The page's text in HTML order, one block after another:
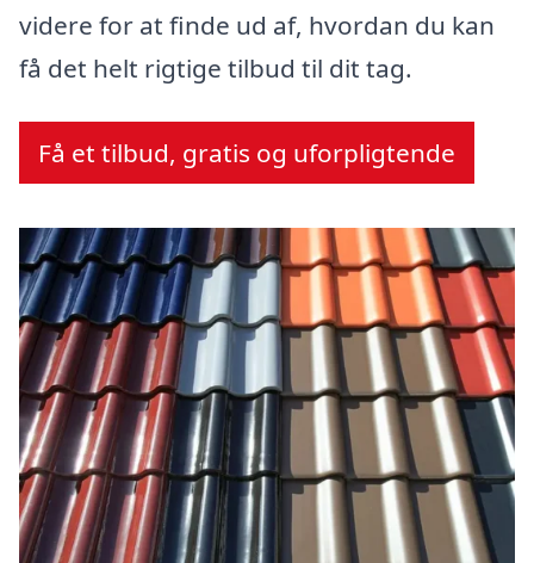
videre for at finde ud af, hvordan du kan
få det helt rigtige tilbud til dit tag.
Få et tilbud, gratis og uforpligtende